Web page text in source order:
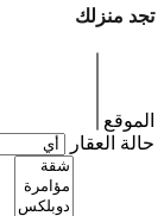
تجد منزلك
الموقع
حالة العقار